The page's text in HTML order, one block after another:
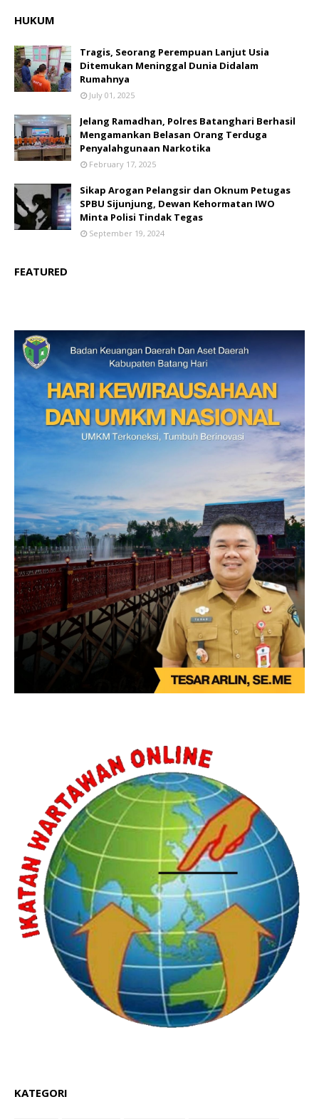
HUKUM
Tragis, Seorang Perempuan Lanjut Usia
Ditemukan Meninggal Dunia Didalam
Rumahnya
July 01, 2025
Jelang Ramadhan, Polres Batanghari Berhasil
Mengamankan Belasan Orang Terduga
Penyalahgunaan Narkotika
February 17, 2025
Sikap Arogan Pelangsir dan Oknum Petugas
SPBU Sijunjung, Dewan Kehormatan IWO
Minta Polisi Tindak Tegas
September 19, 2024
FEATURED
KATEGORI